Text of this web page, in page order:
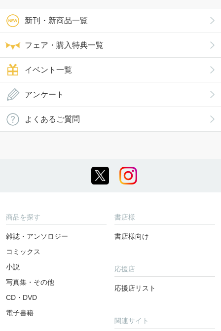
新刊・新商品一覧
フェア・購入特典一覧
イベント一覧
アンケート
よくあるご質問
商品を探す
雑誌・アンソロジー
コミックス
小説
写真集・その他
CD・DVD
電子書籍
書店様
書店様向け
応援店
応援店リスト
関連サイト